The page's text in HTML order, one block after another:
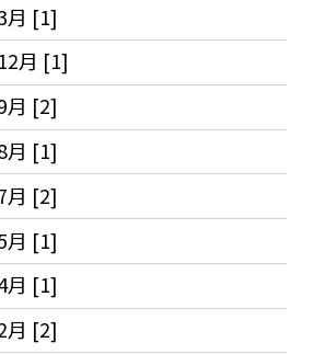
月 [1]
月 [1]
月 [2]
月 [1]
月 [2]
月 [1]
月 [1]
月 [2]